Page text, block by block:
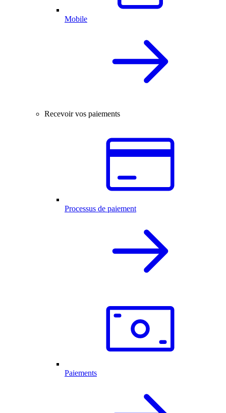
Mobile
Recevoir vos paiements
Processus de paiement
Paiements